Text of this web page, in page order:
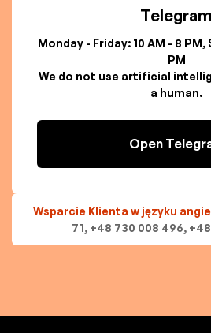
Telegram
Monday - Friday: 10 AM - 8 PM,
PM
We do not use artificial
a human.
Open
Wsparcie Klienta w języku
71, +48 730 008 496,